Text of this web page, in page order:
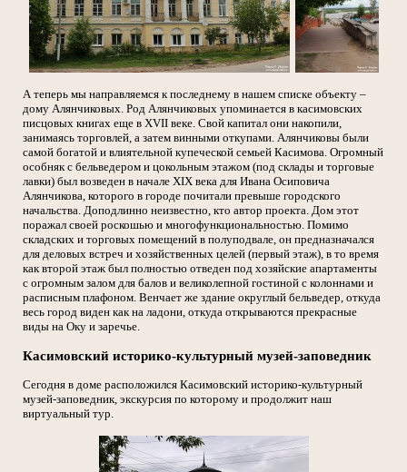
А теперь мы направляемся к последнему в нашем списке объекту –
дому Алянчиковых. Род Алянчиковых упоминается в касимовских
писцовых книгах еще в XVII веке. Свой капитал они накопили,
занимаясь торговлей, а затем винными откупами. Алянчиковы были
самой богатой и влиятельной купеческой семьей Касимова. Огромный
особняк с бельведером и цокольным этажом (под склады и торговые
лавки) был возведен в начале XIX века для Ивана Осиповича
Алянчикова, которого в городе почитали превыше городского
начальства. Доподлинно неизвестно, кто автор проекта. Дом этот
поражал своей роскошью и многофункциональностью. Помимо
складских и торговых помещений в полуподвале, он предназначался
для деловых встреч и хозяйственных целей (первый этаж), в то время
как второй этаж был полностью отведен под хозяйские апартаменты
с огромным залом для балов и великолепной гостиной с колоннами и
расписным плафоном. Венчает же здание округлый бельведер, откуда
весь город виден как на ладони, откуда открываются прекрасные
виды на Оку и заречье.
Касимовский историко-культурный музей-заповедник
Сегодня в доме расположился Касимовский историко-культурный
музей-заповедник, экскурсия по которому и продолжит наш
виртуальный тур.